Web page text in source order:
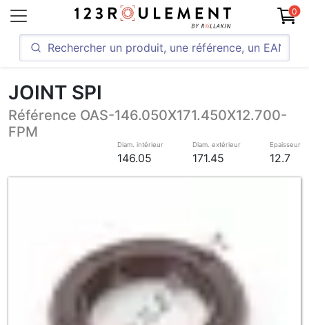
0
JOINT SPI
Référence OAS-146.050X171.450X12.700-
FPM
Diam. intérieur
146.05
Diam. extérieur
171.45
Epaisseur
12.7